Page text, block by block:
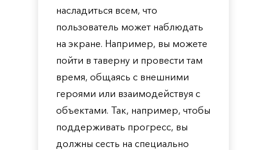
насладиться всем, что
пользователь может наблюдать
на экране. Например, вы можете
пойти в таверну и провести там
время, общаясь с внешними
героями или взаимодействуя с
объектами. Так, например, чтобы
поддерживать прогресс, вы
должны сесть на специально